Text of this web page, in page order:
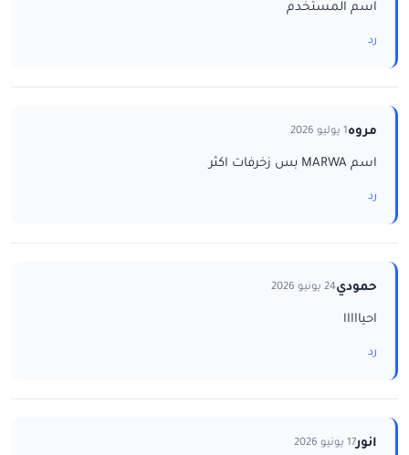
اسم المستخدم
رد
مروه1 يوليو 2026
اسم MARWA بس زخرفات اكثر
رد
حمودي24 يونيو 2026
احيااااا
رد
انور17 يونيو 2026